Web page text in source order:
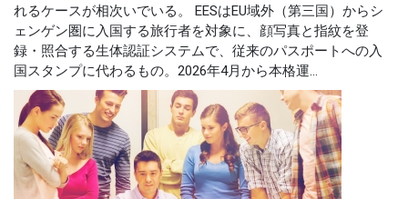
れるケースが相次いでいる。 EESはEU域外（第三国）からシ
ェンゲン圏に入国する旅行者を対象に、顔写真と指紋を登
録・照合する生体認証システムで、従来のパスポートへの入
国スタンプに代わるもの。2026年4月から本格運...